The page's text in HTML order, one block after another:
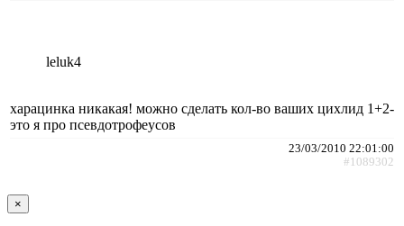
leluk4
харацинка никакая! можно сделать кол-во ваших цихлид 1+2-
это я про псевдотрофеусов
23/03/2010 22:01:00
#1089302
×